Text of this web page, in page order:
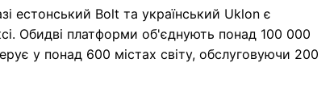
естонський Bolt та український Uklon є
Обидві платформи об'єднують понад 100 000
у понад 600 містах світу, обслуговуючи 200